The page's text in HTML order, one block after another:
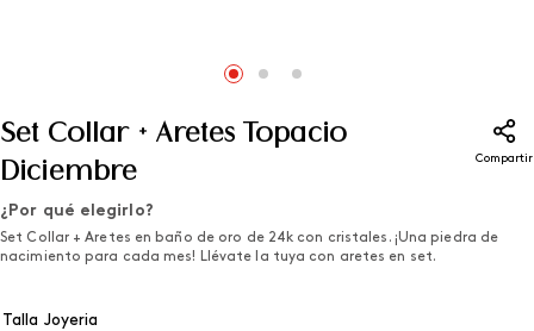
Set Collar + Aretes Topacio
Diciembre
Compartir
¿Por qué elegirlo?
Set Collar + Aretes en baño de oro de 24k con cristales. ¡Una piedra de
nacimiento para cada mes! Llévate la tuya con aretes en set.
Talla Joyeria